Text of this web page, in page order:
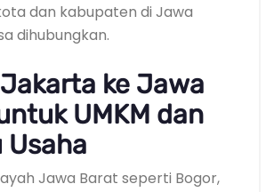
dan kabupaten di Jawa
dihubungkan.
ke Jawa
UMKM dan
Usaha
Jawa Barat seperti Bogor,